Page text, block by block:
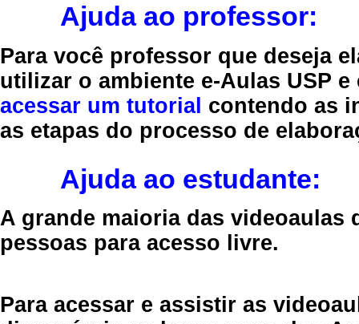
Ajuda ao professor:
Para você professor que deseja
utilizar o ambiente e-Aulas USP
acessar um tutorial contendo as
as etapas do processo de
Ajuda ao estudante:
A grande maioria das videoaulas
pessoas para acesso livre.
Para acessar e assistir as